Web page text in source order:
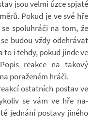
jsou velmi úzce spjaté
Pokud je ve své hře
spo­lu­hráči na tom, že
budou vždy ode­hrá­vat
to i tehdy, pokud jinde ve
re­akce na ta­kový
po­ra­že­ném hráči.
ostat­ních po­stav ve
se vám ve hře na­
jed­nání po­stavy ji­ného